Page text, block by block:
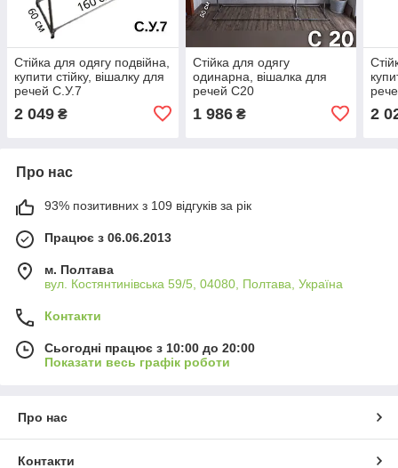
Стійка для одягу подвійна,
купити стійку, вішалку для
речей С.У.7
2 049 ₴
Стійка для одягу
одинарна, вішалка для
речей С20
1 986₴ 2
Про нас
93% позитивних з 109 відгуків за рік
Працює з 06.06.2013
м. Полтава
вул. Костянтинівська 59/5, 04080, Полтава, Україна
Контакти
Сьогодні працює з 10:00 до 20:00
Показати весь графік роботи
Про нас
Контакти